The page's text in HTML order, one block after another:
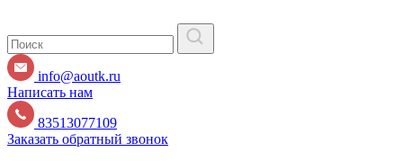
info@aoutk.ru
Написать нам
83513077109
Заказать обратный звонок